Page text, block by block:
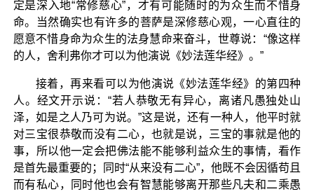
定是深入地“常修慈心”，才有可能随时的为众生而不惜身
命。当然确实也有许多的菩萨是深修慈心观，一心直往的
愿意不惜身命为众生的法身慧命来奋斗，世尊说：“像这样
的人，舍利弗你才可以为他演说《妙法莲华经》。”
接着，再来看可以为他演说《妙法莲华经》的第四种
人。经文开示说：“若人恭敬无有异心，离诸凡愚独处山
泽，如是之人乃可为说。”这是说，还有一种人，他平时就
对三宝很恭敬而没有二心，也就是说，三宝的事就是他的
事，所以他一定会把佛法能不能够利益众生的事情，看作
是首先最重要的；同时“从来没有二心”，他既不会因循苟且
而有私心，同时他也会有智慧能够离开那些凡夫和二乘愚